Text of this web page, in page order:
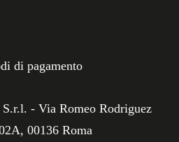
- Via Romeo Rodriguez
00136 Roma